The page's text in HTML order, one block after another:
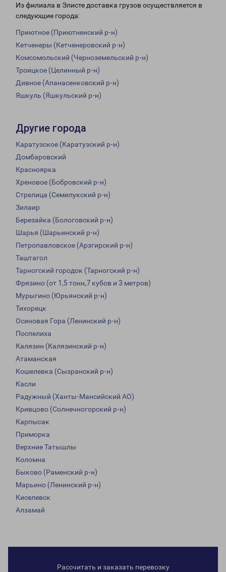
Из филиала в Элисте доставка грузов осуществляется в
следующие города:
Приютное (Приютненский р-н)
Кетченеры (Кетченеровский р-н)
Комсомольский (Черноземельский р-н)
Троицкое (Целинный р-н)
Дивное (Апанасенковский р-н)
Яшкуль (Яшкульский р-н)
Другие города
Каратузское (Каратузский р-н)
Домбаровский
Красноярка
Хреновое (Бобровский р-н)
Стрелица (Семилукский р-н)
Зилаир
Березайка (Бологовский р-н)
Шарья (Шарьинский р-н)
Петропавловское (Арзгирский р-н)
Таштагол
Тарногский городок (Тарногский р-н)
Фрязино (от 1,5 тонн,7 кубов и 3 метров)
Мурыгино (Юрьянский р-н)
Тихорецк
Осиновая Гора (Ленинский р-н)
Поспелиха
Калязин (Калязинский р-н)
Атаманская
Кошелевка (Сызранский р-н)
Касли
Радужный (Ханты-Мансийский АО)
Кривцово (Солнечногорский р-н)
Карпысак
Приморка
Верхние Татышлы
Коломна
Быково (Раменский р-н)
Марьино (Ленинский р-н)
Киселевск
Алзамай
Рассчитать и заказать перевозку